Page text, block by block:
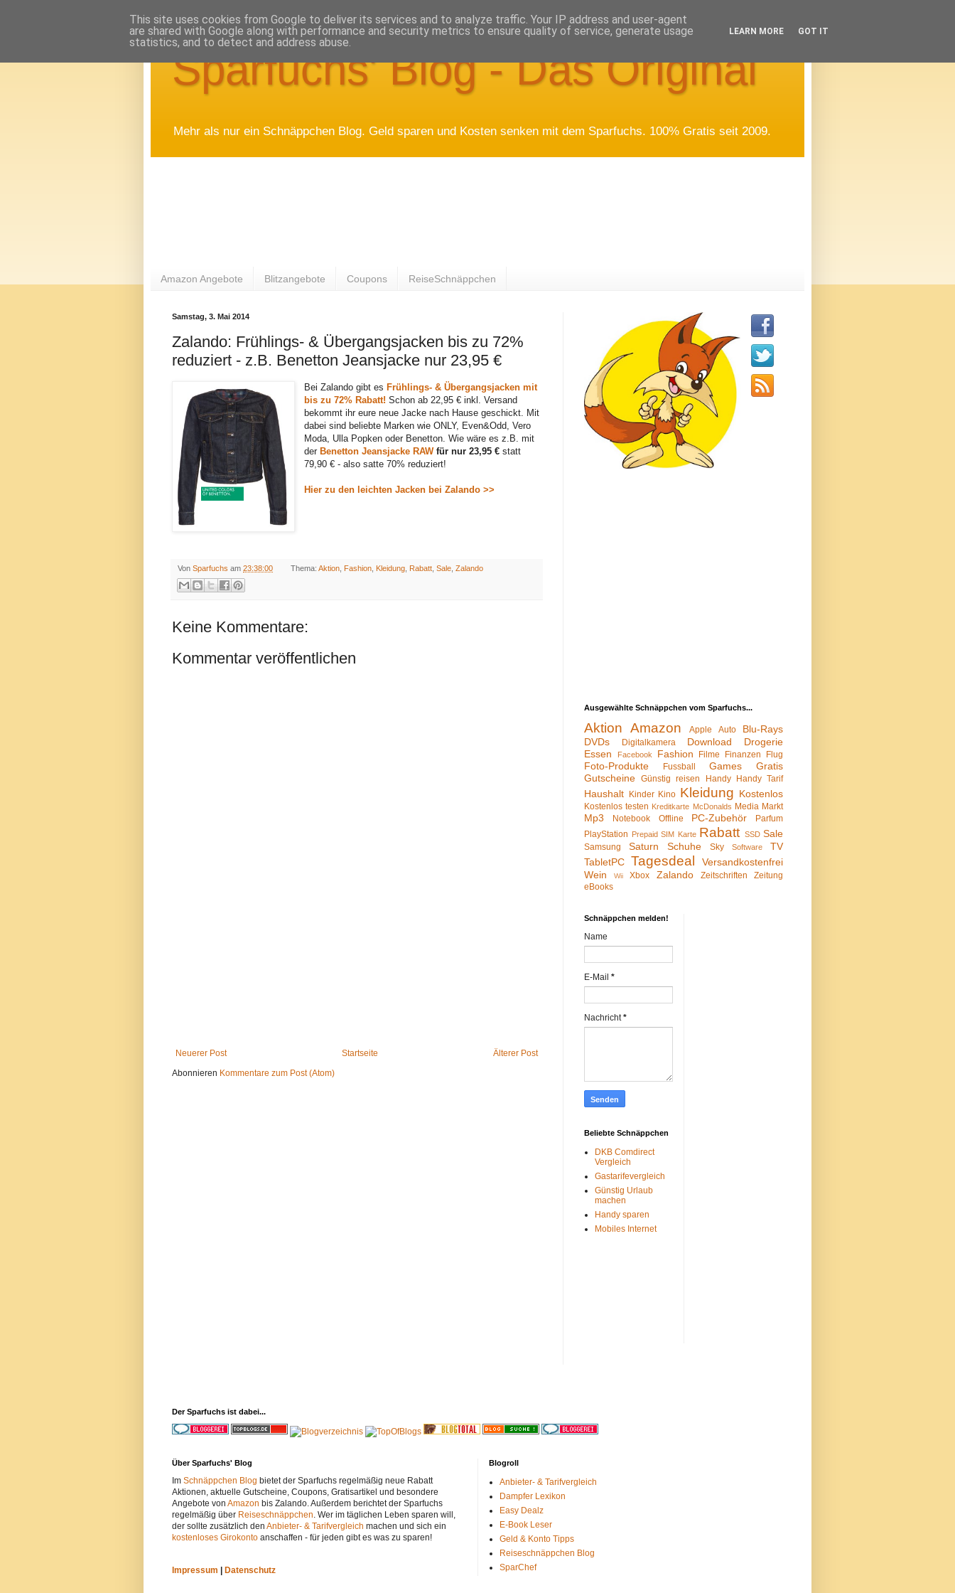
Sparfuchs' Blog - Das Original
Mehr als nur ein Schnäppchen Blog. Geld sparen und Kosten senken mit dem Sparfuchs. 100% Gratis seit 2009.
Amazon Angebote Blitzangebote Coupons ReiseSchnäppchen
Samstag, 3. Mai 2014
Zalando: Frühlings- & Übergangsjacken bis zu 72%
reduziert - z.B. Benetton Jeansjacke nur 23,95 €
Bei Zalando gibt es Frühlings- & Übergangsjacken mit
bis zu 72% Rabatt! Schon ab 22,95 € inkl. Versand
bekommt ihr eure neue Jacke nach Hause geschickt. Mit
dabei sind beliebte Marken wie ONLY, Even&Odd, Vero
Moda, Ulla Popken oder Benetton. Wie wäre es z.B. mit
der Benetton Jeansjacke RAWfür nur 23,95 € statt
79,90 € - also satte 70% reduziert!
Hier zu den leichten Jacken bei Zalando >>
Von Sparfuchs am 23:38:00 Thema: Aktion, Fashion, Kleidung, Rabatt, Sale, Zalando
Keine Kommentare:
Kommentar veröffentlichen
Neuerer Post Älterer Post
Startseite
Abonnieren Kommentare zum Post (Atom)
Ausgewählte Schnäppchen vom Sparfuchs...
Aktion Amazon Apple Auto
Blu-Rays
DVDs
Digitalkamera Download
Drogerie
Essen
Facebook Fashion Filme Finanzen Flug
Foto-Produkte Fussball Games
Gratis
Gutscheine Günstig reisen Handy Handy Tarif
Haushalt Kinder Kino Kleidung Kostenlos
Kostenlos testen Kreditkarte McDonalds Media Markt
Mp3 Notebook Offline PC-Zubehör
Parfum
PlayStation Prepaid SIM Karte Rabatt SSD Sale
Samsung Saturn Schuhe Sky Software
TV
TabletPC Tagesdeal
Versandkostenfrei
Wein
Wii Xbox Zalando Zeitschriften
Zeitung
eBooks
Schnäppchen melden!
Name
E-Mail *
Nachricht*
Beliebte Schnäppchen
DKB Comdirect
Vergleich
Gastarifevergleich
Günstig Urlaub
machen
Handy sparen
Mobiles Internet
Der Sparfuchs ist dabei...
Über Sparfuchs' Blog
Im Schnäppchen Blog bietet der Sparfuchs regelmäßig neue Rabatt
Aktionen, aktuelle Gutscheine, Coupons, Gratisartikel und besondere
Angebote von Amazon bis Zalando. Außerdem berichtet der Sparfuchs
regelmäßig über Reiseschnäppchen. Wer im täglichen Leben sparen will,
der sollte zusätzlich den Anbieter- & Tarifvergleich machen und sich ein
kostenloses Girokonto anschaffen - für jeden gibt es was zu sparen!
Impressum Datenschutz
Blogroll
Anbieter- & Tarifvergleich
Dampfer Lexikon
Easy Dealz
E-Book Leser
Geld & Konto Tipps
Reiseschnäppchen Blog
SparChef
This site uses cookies from Google to deliver its services and to analyze traffic. Your IP address and user-agent
are shared with Google along with performance and security metrics to ensure quality of service, generate usage
statistics, and to detect and address abuse.
LEARN MORE GOT IT